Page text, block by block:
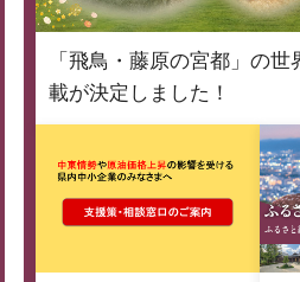
「飛鳥・藤原の宮都」の
載が決定しました！